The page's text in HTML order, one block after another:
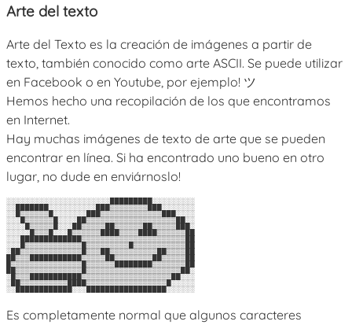
Arte del texto
Arte del Texto es la creación de imágenes a partir de
texto, también conocido como arte ASCII. Se puede utilizar
en Facebook o en Youtube, por ejemplo! ツ
Hemos hecho una recopilación de los que encontramos
en Internet.
Hay muchas imágenes de texto de arte que se pueden
encontrar en línea. Si ha encontrado uno bueno en otro
lugar, no dude en enviárnoslo!
░░░░░░░░░░░░░░░░░░░░░░█████████░░░░░░░░░
░░███████░░░░░░░░░░███▒▒▒▒▒▒▒▒███░░░░░░░
░░█▒▒▒▒▒▒█░░░░░░░███▒▒▒▒▒▒▒▒▒▒▒▒▒███░░░░
░░░█▒▒▒▒▒▒█░░░░██▒▒▒▒▒▒▒▒▒▒▒▒▒▒▒▒▒▒▒██░░
░░░░█▒▒▒▒▒█░░░██▒▒▒▒▒██▒▒▒▒▒▒██▒▒▒▒▒███░
░░░░░█▒▒▒█░░░█▒▒▒▒▒▒████▒▒▒▒████▒▒▒▒▒▒██
░░░█████████████▒▒▒▒▒▒▒▒▒▒▒▒▒▒▒▒▒▒▒▒▒▒██
░░░█▒▒▒▒▒▒▒▒▒▒▒▒█▒▒▒▒▒▒▒▒▒█▒▒▒▒▒▒▒▒▒▒▒██
░██▒▒▒▒▒▒▒▒▒▒▒▒▒█▒▒▒██▒▒▒▒▒▒▒▒▒▒██▒▒▒▒██
██▒▒▒███████████▒▒▒▒▒██▒▒▒▒▒▒▒▒██▒▒▒▒▒██
█▒▒▒▒▒▒▒▒▒▒▒▒▒▒▒█▒▒▒▒▒▒████████▒▒▒▒▒▒▒██
██▒▒▒▒▒▒▒▒▒▒▒▒▒▒█▒▒▒▒▒▒▒▒▒▒▒▒▒▒▒▒▒▒▒▒██░
░█▒▒▒███████████▒▒▒▒▒▒▒▒▒▒▒▒▒▒▒▒▒▒▒██░░░
░██▒▒▒▒▒▒▒▒▒▒████▒▒▒▒▒▒▒▒▒▒▒▒▒▒▒▒▒█░░░░░
Es completamente normal que algunos caracteres